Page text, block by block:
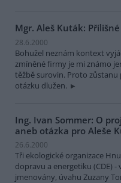
Mgr. Aleš Kuták:
28.6.2000
Bohužel neznám kontext
zmíněné firmy je mi známo
těžbě surovin. Proto
otázku dlužen.
Ing. Ivan Sommer: O
aneb otázka pro Aleše
26.6.2000
Tři ekologické organizace
dopravu a energetiku (CDE)
jmenovány, úvahu Zuzany